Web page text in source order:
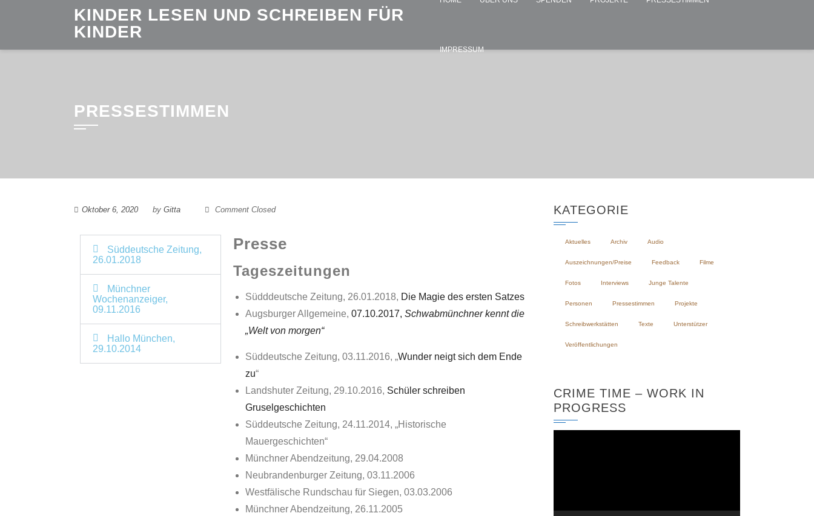
KINDER LESEN UND SCHREIBEN FÜR
KINDER
IMPRESSUM
PRESSESTIMMEN
Oktober 6, 2020 by Gitta Comment Closed
Süddeutsche Zeitung,
26.01.2018
Münchner
Wochenanzeiger,
09.11.2016
Hallo München,
29.10.2014
Presse
Tageszeitungen
Südddeutsche Zeitung, 26.01.2018, Die Magie des ersten Satzes
Augsburger Allgemeine, 07.10.2017, Schwabmünchner kennt die
„Welt von morgen“
Süddeutsche Zeitung, 03.11.2016, „Wunder neigt sich dem Ende
zu“
Landshuter Zeitung, 29.10.2016, Schüler schreiben
Gruselgeschichten
Süddeutsche Zeitung, 24.11.2014, „Historische
Mauergeschichten“
Münchner Abendzeitung, 29.04.2008
Neubrandenburger Zeitung, 03.11.2006
Westfälische Rundschau für Siegen, 03.03.2006
Münchner Abendzeitung, 26.11.2005
KATEGORIE
Aktuelles Archiv Audio
Auszeichnungen/Preise Feedback Filme
Fotos Interviews Junge Talente
Personen Pressestimmen Projekte
Schreibwerkstätten Texte Unterstützer
Veröffentlichungen
CRIME TIME – WORK IN
PROGRESS